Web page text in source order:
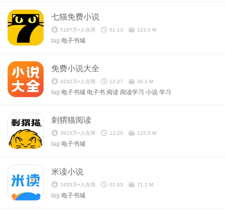
七猫免费小说
5187万+人在用 01-13 123.0 M
tag 电子书城
免费小说大全
4232万+人在用 12-27 38.1 M
tag 电子书城 电子书 阅读 阅读学习 小说 学习
刺猬猫阅读
3915万+人在用 12-25 125.5 M
tag 电子书城
米读小说
3453万+人在用 01-03 71.2 M
tag 电子书城